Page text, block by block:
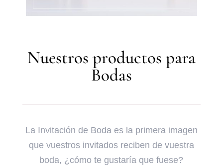
Nuestros productos para
Bodas
La Invitación de Boda es la primera imagen
que vuestros invitados reciben de vuestra
boda, ¿cómo te gustaría que fuese?